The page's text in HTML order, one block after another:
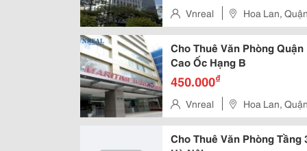
Vnreal Hoa Lan,
Cho Thuê Văn Phòng
Cao Ốc Hạng B
450.000₫
Vnreal Hoa Lan,
Cho Thuê Văn Phòng Tầng